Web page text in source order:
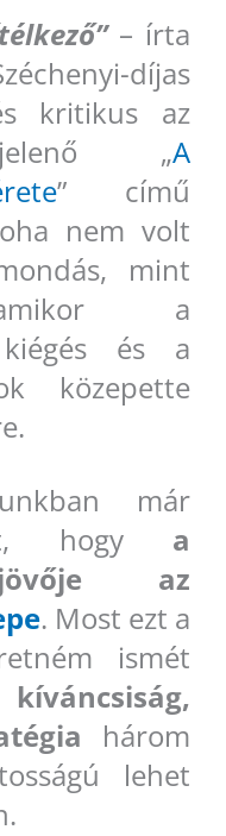
– írta
díjas
kritikus az
„A
” című
nem volt
mint
a
és a
közepette
már
hogy a
jövője az
. Most ezt a
ismét
kíváncsiság,
három
lehet